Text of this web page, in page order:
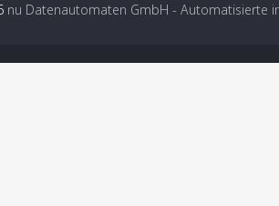
nu Datenautomaten GmbH - Automatisierte